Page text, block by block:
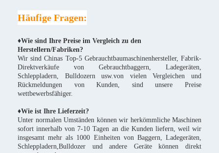
Häufige Fragen:
♦Wie sind Ihre Preise im Vergleich zu den
Herstellern/Fabriken?
Wir sind Chinas Top-5 Gebrauchtbaumaschinenhersteller, Fabrik-
Direktverkäufe von Gebrauchtbaggern, Ladegeräten,
Schleppladern, Bulldozern usw.von vielen Vergleichen und
Rückmeldungen von Kunden, sind unsere Preise
wettbewerbsfähiger.
♦Wie ist Ihre Lieferzeit?
Unter normalen Umständen können wir herkömmliche Maschinen
sofort innerhalb von 7-10 Tagen an die Kunden liefern, weil wir
insgesamt mehr als 1000 Einheiten von Baggern, Ladegeräten,
Schleppladern,Bulldozer und andere Geräte können direkt